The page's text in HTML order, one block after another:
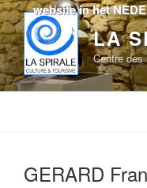
website in het
Skip
to
content
LA
Centre
GERARD